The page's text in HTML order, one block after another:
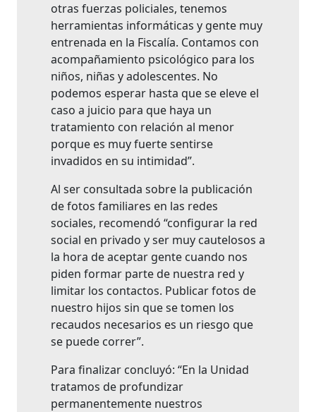
otras fuerzas policiales, tenemos
herramientas informáticas y gente muy
entrenada en la Fiscalía. Contamos con
acompañamiento psicológico para los
niños, niñas y adolescentes. No
podemos esperar hasta que se eleve el
caso a juicio para que haya un
tratamiento con relación al menor
porque es muy fuerte sentirse
invadidos en su intimidad”.
Al ser consultada sobre la publicación
de fotos familiares en las redes
sociales, recomendó “configurar la red
social en privado y ser muy cautelosos a
la hora de aceptar gente cuando nos
piden formar parte de nuestra red y
limitar los contactos. Publicar fotos de
nuestro hijos sin que se tomen los
recaudos necesarios es un riesgo que
se puede correr”.
Para finalizar concluyó: “En la Unidad
tratamos de profundizar
permanentemente nuestros